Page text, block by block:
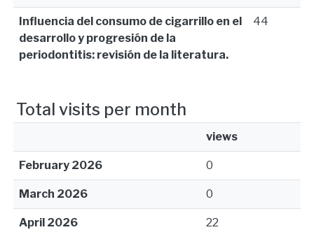
Influencia del consumo de cigarrillo en el
desarrollo y progresión de la
periodontitis: revisión de la literatura.
44
Total visits per month
views
February 2026 0
March 2026 0
April 2026 22